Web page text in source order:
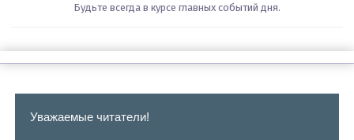
Будьте всегда в курсе главных событий дня.
Уважаемые читатели!